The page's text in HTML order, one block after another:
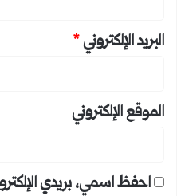
البريد الإلكتروني*
الموقع الإلكتروني
احفظ اسمي، بريدي